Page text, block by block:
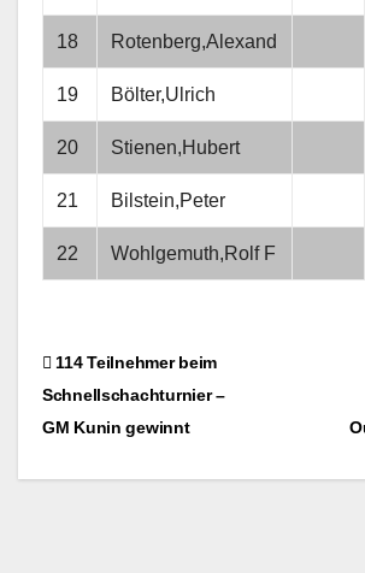
18 Rotenberg,Alexand
19 Bölter,Ulrich
20 Stienen,Hubert
21 Bilstein,Peter
22 Wohlgemuth,Rolf F
Beitragsnavigation
114 Teilnehmer beim
Schnellschachturnier –
GM Kunin gewinnt